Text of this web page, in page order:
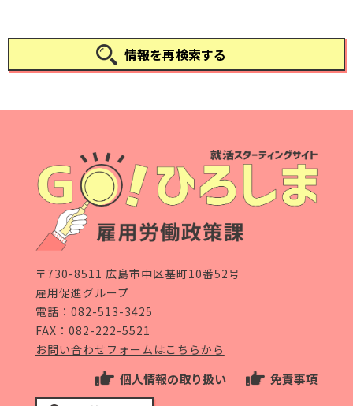
情報を再検索する
〒730-8511 広島市中区基町10番52号
雇用促進グループ
電話： 082-513-3425
FAX：082-222-5521
お問い合わせフォームはこちらから
個人情報の取り扱い 免責事項